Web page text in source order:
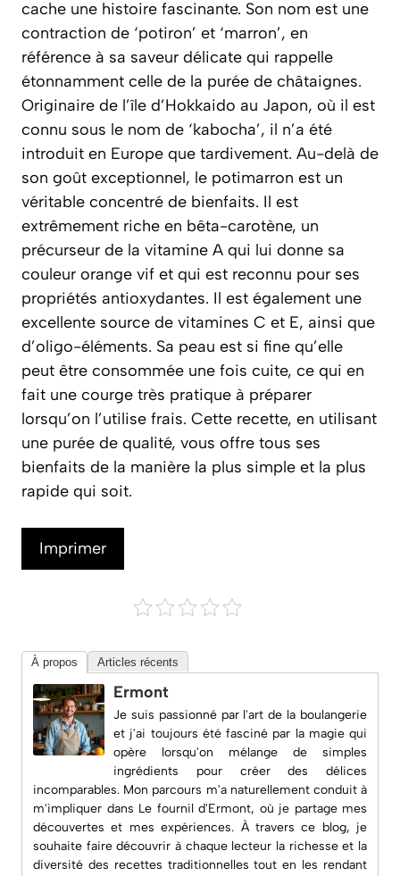
cache une histoire fascinante. Son nom est une
contraction de ‘potiron’ et ‘marron’, en
référence à sa saveur délicate qui rappelle
étonnamment celle de la purée de châtaignes.
Originaire de l’île d’Hokkaido au Japon, où il est
connu sous le nom de ‘kabocha’, il n’a été
introduit en Europe que tardivement. Au-delà de
son goût exceptionnel, le potimarron est un
véritable concentré de bienfaits. Il est
extrêmement riche en bêta-carotène, un
précurseur de la vitamine A qui lui donne sa
couleur orange vif et qui est reconnu pour ses
propriétés antioxydantes. Il est également une
excellente source de vitamines C et E, ainsi que
d’oligo-éléments. Sa peau est si fine qu’elle
peut être consommée une fois cuite, ce qui en
fait une courge très pratique à préparer
lorsqu’on l’utilise frais. Cette recette, en utilisant
une purée de qualité, vous offre tous ses
bienfaits de la manière la plus simple et la plus
rapide qui soit.
Imprimer
À propos Articles récents
Ermont
Je suis passionné par l'art de la boulangerie
et j'ai toujours été fasciné par la magie qui
opère lorsqu'on mélange de simples
ingrédients pour créer des délices
incomparables. Mon parcours m'a naturellement conduit à
m'impliquer dans Le fournil d'Ermont, où je partage mes
découvertes et mes expériences. À travers ce blog, je
souhaite faire découvrir à chaque lecteur la richesse et la
diversité des recettes traditionnelles tout en les rendant